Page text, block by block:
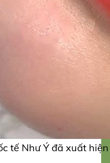
tế Như Ý đã xuất